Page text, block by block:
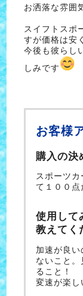
お洒落な雰囲
スイフトスポ
すが価格は安
今後も彼らし
しみです
お客様
購入の決
スポーツ
て１００点
使用して
教えてく
加速が良
ないこと
ること！
変速が楽し